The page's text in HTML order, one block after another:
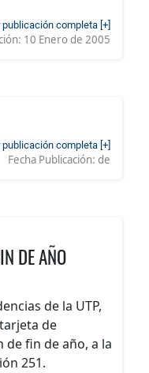
publicación completa [+]
10 Enero de 2005
publicación completa [+]
Fecha Publicación: de
DE AÑO
de la UTP,
de
fin de año, a la
251.